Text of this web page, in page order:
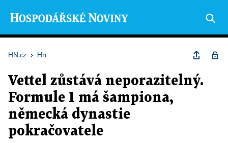
HN.cz › Hn
Vettel zůstává neporazitelný.
Formule 1 má šampiona,
německá dynastie
pokračovatele